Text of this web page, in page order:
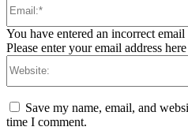
You have entered an incorrect email
Please enter your email address here
Save my name, email, and
time I comment.